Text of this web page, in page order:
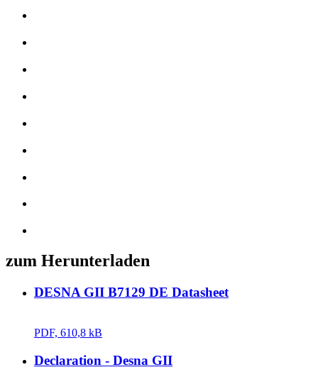
zum Herunterladen
DESNA GII B7129 DE Datasheet
PDF, 610,8 kB
Declaration - Desna GII